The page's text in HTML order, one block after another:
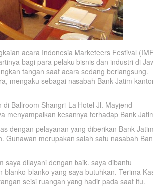
acara Indonesia Marketeers Festival
bagi para pelaku bisnis dan industri di
tangan saat acara sedang berlangsung.
mengaku sebagai nasabah Bank Jatim
Ballroom Shangri-La Hotel Jl. Mayjend
menyampaikan kesannya terhadap Bank
dengan pelayanan yang diberikan Bank Jatim
Gunawan merupakan salah satu nasabah
saya dilayani dengan baik. saya dibantu
blanko yang saya butuhkan. Terima
seisi ruangan yang hadir pada saat itu.